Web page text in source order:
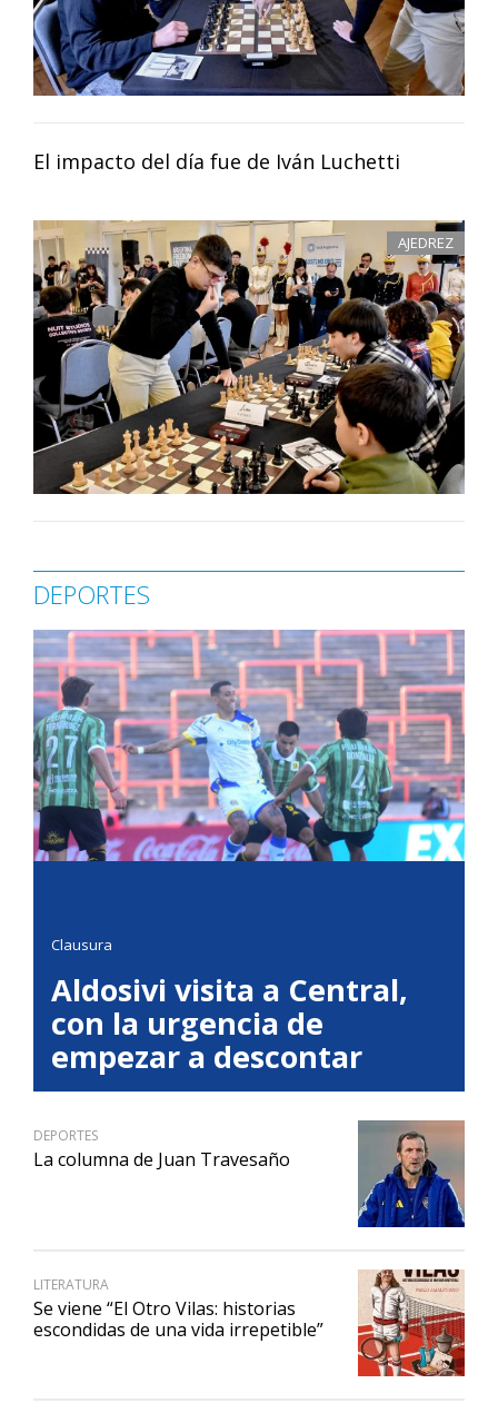
El impacto del día fue de Iván Luchetti
AJEDREZ
DEPORTES
Clausura
Aldosivi visita a Central,
con la urgencia de
empezar a descontar
DEPORTES
La columna de Juan Travesaño
LITERATURA
Se viene “El Otro Vilas: historias
escondidas de una vida irrepetible”